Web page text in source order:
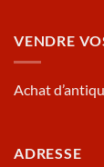
VENDRE
Achat
ADRESSE